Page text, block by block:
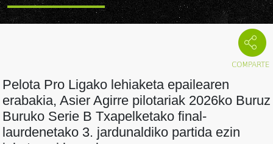
Pelota Pro Ligako lehiaketa epailearen
erabakia, Asier Agirre pilotariak 2026ko Buruz
Buruko Serie B Txapelketako final-
laurdenetako 3. jardunaldiko partida ezin